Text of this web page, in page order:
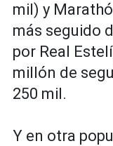
mil) y
más seguido
por Real
millón de
250 mil.
Y en otra